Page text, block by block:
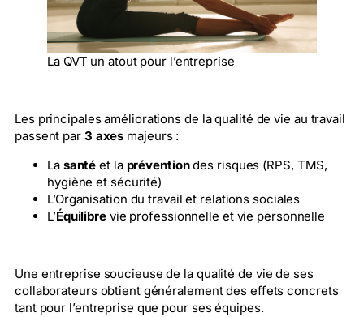
La QVT un atout pour l’entreprise
Les principales améliorations de la qualité de vie au travail
passent par 3 axes majeurs :
La santé et la préventiondes risques (RPS, TMS,
hygiène et sécurité)
L’Organisation du travail et relations sociales
L’Équilibrevie professionnelle et vie personnelle
Une entreprise soucieuse de la qualité de vie de ses
collaborateurs obtient généralement des effets concrets
tant pour l’entreprise que pour ses équipes.